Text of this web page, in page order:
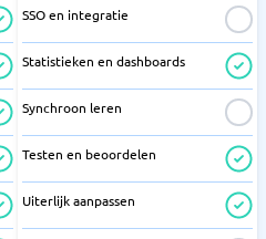
SSO en integratie
Statistieken en dashboards
Synchroon leren
Testen en beoordelen
Uiterlijk aanpassen